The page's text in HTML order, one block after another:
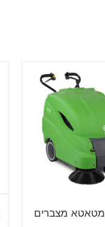
IPC-512 מטאטא מצברים